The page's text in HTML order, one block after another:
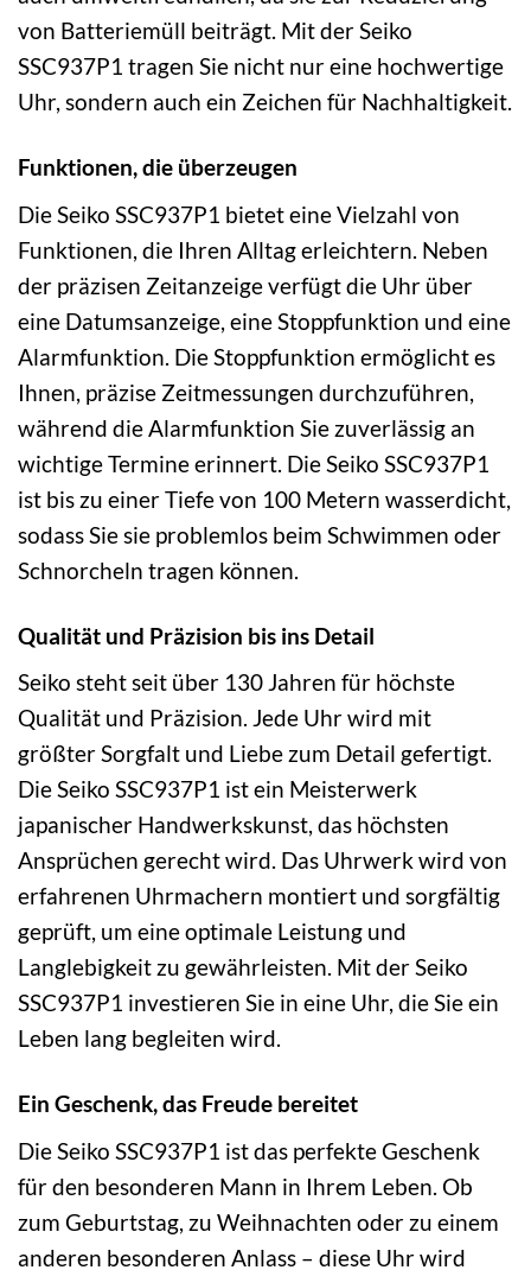
von Batteriemüll beiträgt. Mit der Seiko
SSC937P1 tragen Sie nicht nur eine hochwertige
Uhr, sondern auch ein Zeichen für Nachhaltigkeit.
Funktionen, die überzeugen
Die Seiko SSC937P1 bietet eine Vielzahl von
Funktionen, die Ihren Alltag erleichtern. Neben
der präzisen Zeitanzeige verfügt die Uhr über
eine Datumsanzeige, eine Stoppfunktion und eine
Alarmfunktion. Die Stoppfunktion ermöglicht es
Ihnen, präzise Zeitmessungen durchzuführen,
während die Alarmfunktion Sie zuverlässig an
wichtige Termine erinnert. Die Seiko SSC937P1
ist bis zu einer Tiefe von 100 Metern wasserdicht,
sodass Sie sie problemlos beim Schwimmen oder
Schnorcheln tragen können.
Qualität und Präzision bis ins Detail
Seiko steht seit über 130 Jahren für höchste
Qualität und Präzision. Jede Uhr wird mit
größter Sorgfalt und Liebe zum Detail gefertigt.
Die Seiko SSC937P1 ist ein Meisterwerk
japanischer Handwerkskunst, das höchsten
Ansprüchen gerecht wird. Das Uhrwerk wird von
erfahrenen Uhrmachern montiert und sorgfältig
geprüft, um eine optimale Leistung und
Langlebigkeit zu gewährleisten. Mit der Seiko
SSC937P1 investieren Sie in eine Uhr, die Sie ein
Leben lang begleiten wird.
Ein Geschenk, das Freude bereitet
Die Seiko SSC937P1 ist das perfekte Geschenk
für den besonderen Mann in Ihrem Leben. Ob
zum Geburtstag, zu Weihnachten oder zu einem
anderen besonderen Anlass – diese Uhr wird